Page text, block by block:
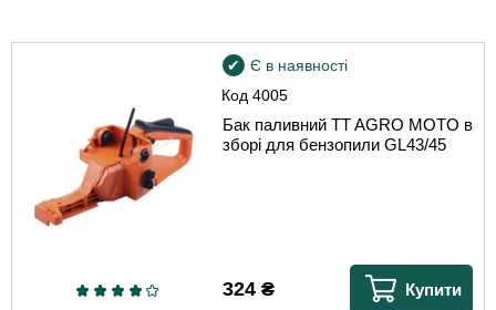
Код4005
Є в наявності
Бак паливний TT AGRO MOTO в
зборі для бензопили GL43/45
324₴ Купити